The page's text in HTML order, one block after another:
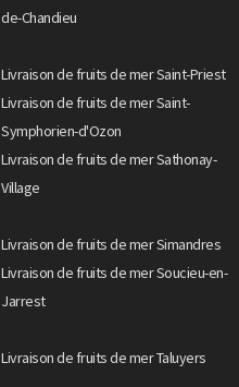
de-Chandieu
Livraison de fruits de mer Saint-Priest
Livraison de fruits de mer Saint-
Symphorien-d'Ozon
Livraison de fruits de mer Sathonay-
Village
Livraison de fruits de mer Simandres
Livraison de fruits de mer Soucieu-en-
Jarrest
Livraison de fruits de mer Taluyers